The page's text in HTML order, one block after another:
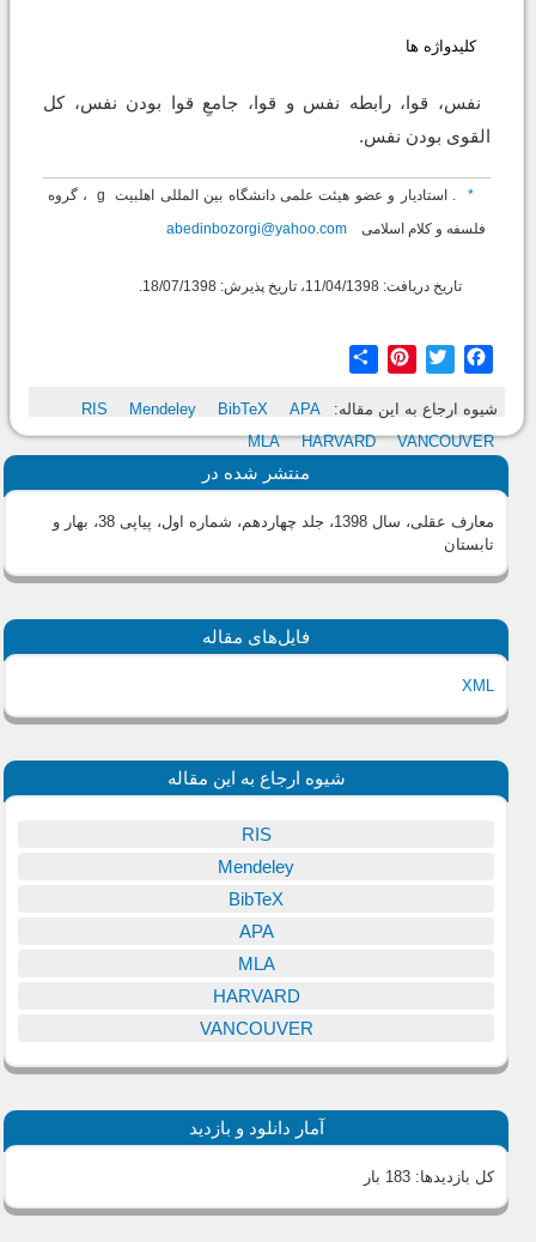
کلیدواژه ها
نفس، قوا، رابطه نفس و قوا، جامعِ قوا بودن نفس، کل
القوی بودن نفس.
* . استادیار و عضو هیئت علمی دانشگاه بین المللی اهلبیت g
، گروه
فلسفه و کلام اسلامی
abedinbozorgi@yahoo.com
تاریخ دریافت: 11/04/1398، تاریخ پذیرش: 18/07/1398.
Facebook
Twitter
Pinterest
شیوه ارجاع به این مقاله: RIS Mendeley BibTeX
APA
MLA
HARVARD VANCOUVER
منتشر شده در
معارف عقلی، سال 1398، جلد چهاردهم، شماره اول، پیاپی 38، بهار و
تابستان
فایل‌های مقاله
XML
شیوه ارجاع به این مقاله
RIS
Mendeley
BibTeX
APA
MLA
HARVARD
VANCOUVER
آمار دانلود و بازدید
کل بازدیدها:183 بار